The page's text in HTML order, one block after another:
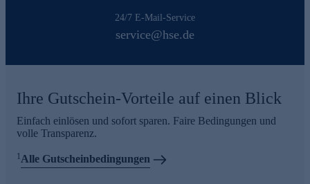
24/7 E-Mail-Service
service@hse.de
Ihre Gutschein-Vorteile auf einen Blick
Einfach einlösen und sofort sparen. Faire Bedingungen und
volle Transparenz.
1Alle Gutscheinbedingungen